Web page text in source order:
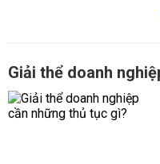
Giải thể doanh